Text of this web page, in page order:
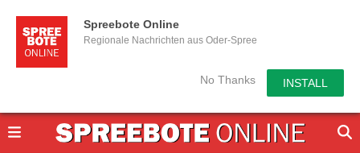
Spreebote Online
Regionale Nachrichten aus Oder-Spree
No Thanks INSTALL